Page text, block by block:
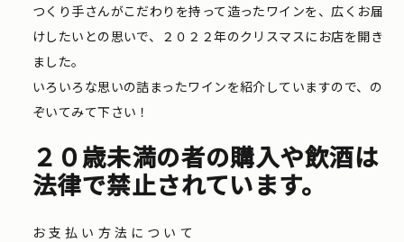
つくり手さんがこだわりを持って造ったワインを、広くお届
けしたいとの思いで、２０２２年のクリスマスにお店を開き
ました。
いろいろな思いの詰まったワインを紹介していますので、の
ぞいてみて下さい！
２０歳未満の者の購入や飲酒は
法律で禁止されています。
お支払い方法について